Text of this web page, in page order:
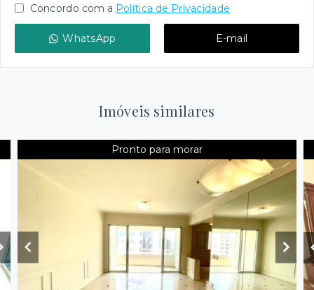
Concordo com a Política de Privacidade
WhatsApp E-mail
Imóveis similares
Pronto para morar